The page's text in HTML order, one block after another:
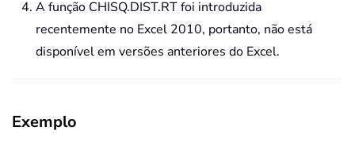
A função CHISQ.DIST.RT foi introduzida
recentemente no Excel 2010, portanto, não está
disponível em versões anteriores do Excel.
Exemplo